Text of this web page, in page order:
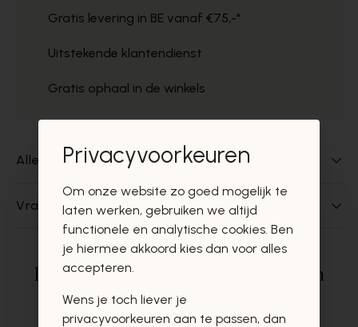
Gratis levering in BE vanaf €75,-*
Uitstekende klantendienst
Gratis ophaal in de winkels
Alles over dit product
Vragen over dit product?
Deze producten zullen u zeker en
vast ook interesseren
Privacyvoorkeuren
Om onze website zo goed mogelijk te
laten werken, gebruiken we altijd
functionele en analytische cookies. Ben
je hiermee akkoord kies dan voor alles
accepteren.
Wens je toch liever je
privacyvoorkeuren aan te passen, dan